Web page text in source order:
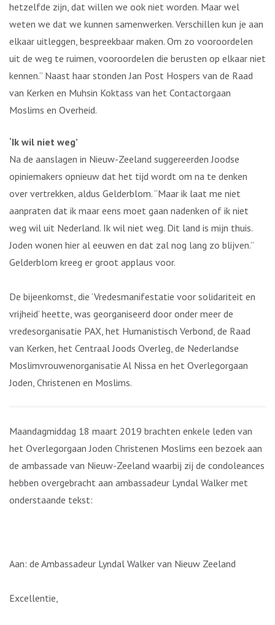
hetzelfde zijn, dat willen we ook niet worden. Maar wel
weten we dat we kunnen samenwerken. Verschillen kun je aan
elkaar uitleggen, bespreekbaar maken. Om zo vooroordelen
uit de weg te ruimen, vooroordelen die berusten op elkaar niet
kennen.” Naast haar stonden Jan Post Hospers van de Raad
van Kerken en Muhsin Koktass van het Contactorgaan
Moslims en Overheid.
‘Ik wil niet weg’
Na de aanslagen in Nieuw-Zeeland suggereerden Joodse
opiniemakers opnieuw dat het tijd wordt om na te denken
over vertrekken, aldus Gelderblom. “Maar ik laat me niet
aanpraten dat ik maar eens moet gaan nadenken of ik niet
weg wil uit Nederland. Ik wil niet weg. Dit land is mijn thuis.
Joden wonen hier al eeuwen en dat zal nog lang zo blijven.”
Gelderblom kreeg er groot applaus voor.
De bijeenkomst, die ‘Vredesmanifestatie voor solidariteit en
vrijheid’ heette, was georganiseerd door onder meer de
vredesorganisatie PAX, het Humanistisch Verbond, de Raad
van Kerken, het Centraal Joods Overleg, de Nederlandse
Moslimvrouwenorganisatie Al Nissa en het Overlegorgaan
Joden, Christenen en Moslims.
Maandagmiddag 18 maart 2019 brachten enkele leden van
het Overlegorgaan Joden Christenen Moslims een bezoek aan
de ambassade van Nieuw-Zeeland waarbij zij de condoleances
hebben overgebracht aan ambassadeur Lyndal Walker met
onderstaande tekst:
Aan: de Ambassadeur Lyndal Walker van Nieuw Zeeland
Excellentie,